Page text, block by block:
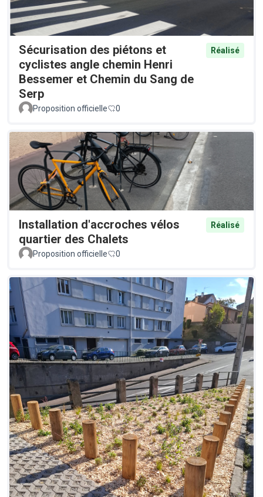
Sécurisation des piétons et
cyclistes angle chemin Henri
Bessemer et Chemin du Sang de
Serp
Réalisé
Proposition officielle 0
Installation d'accroches vélos
quartier des Chalets
Réalisé
Proposition officielle 0